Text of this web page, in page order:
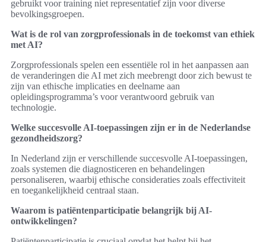
gebruikt voor training niet representatief zijn voor diverse
bevolkingsgroepen.
Wat is de rol van zorgprofessionals in de toekomst van ethiek
met AI?
Zorgprofessionals spelen een essentiële rol in het aanpassen aan
de veranderingen die AI met zich meebrengt door zich bewust te
zijn van ethische implicaties en deelname aan
opleidingsprogramma’s voor verantwoord gebruik van
technologie.
Welke succesvolle AI-toepassingen zijn er in de Nederlandse
gezondheidszorg?
In Nederland zijn er verschillende succesvolle AI-toepassingen,
zoals systemen die diagnosticeren en behandelingen
personaliseren, waarbij ethische consideraties zoals effectiviteit
en toegankelijkheid centraal staan.
Waarom is patiëntenparticipatie belangrijk bij AI-
ontwikkelingen?